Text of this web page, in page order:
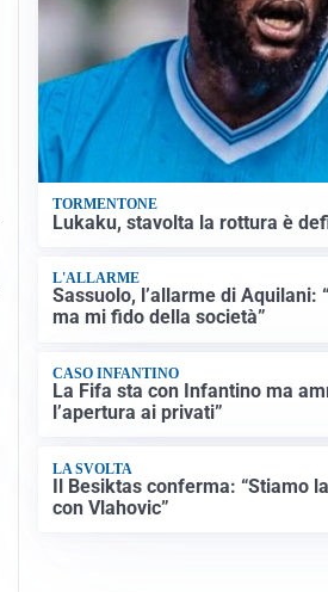
TORMENTONE
Lukaku, stavolta la rottura è
L'ALLARME
Sassuolo, l’allarme di Aquilani:
ma mi fido della società”
CASO INFANTINO
La Fifa sta con Infantino ma
l’apertura ai privati”
LA SVOLTA
Il Besiktas conferma: “Stiamo
con Vlahovic”